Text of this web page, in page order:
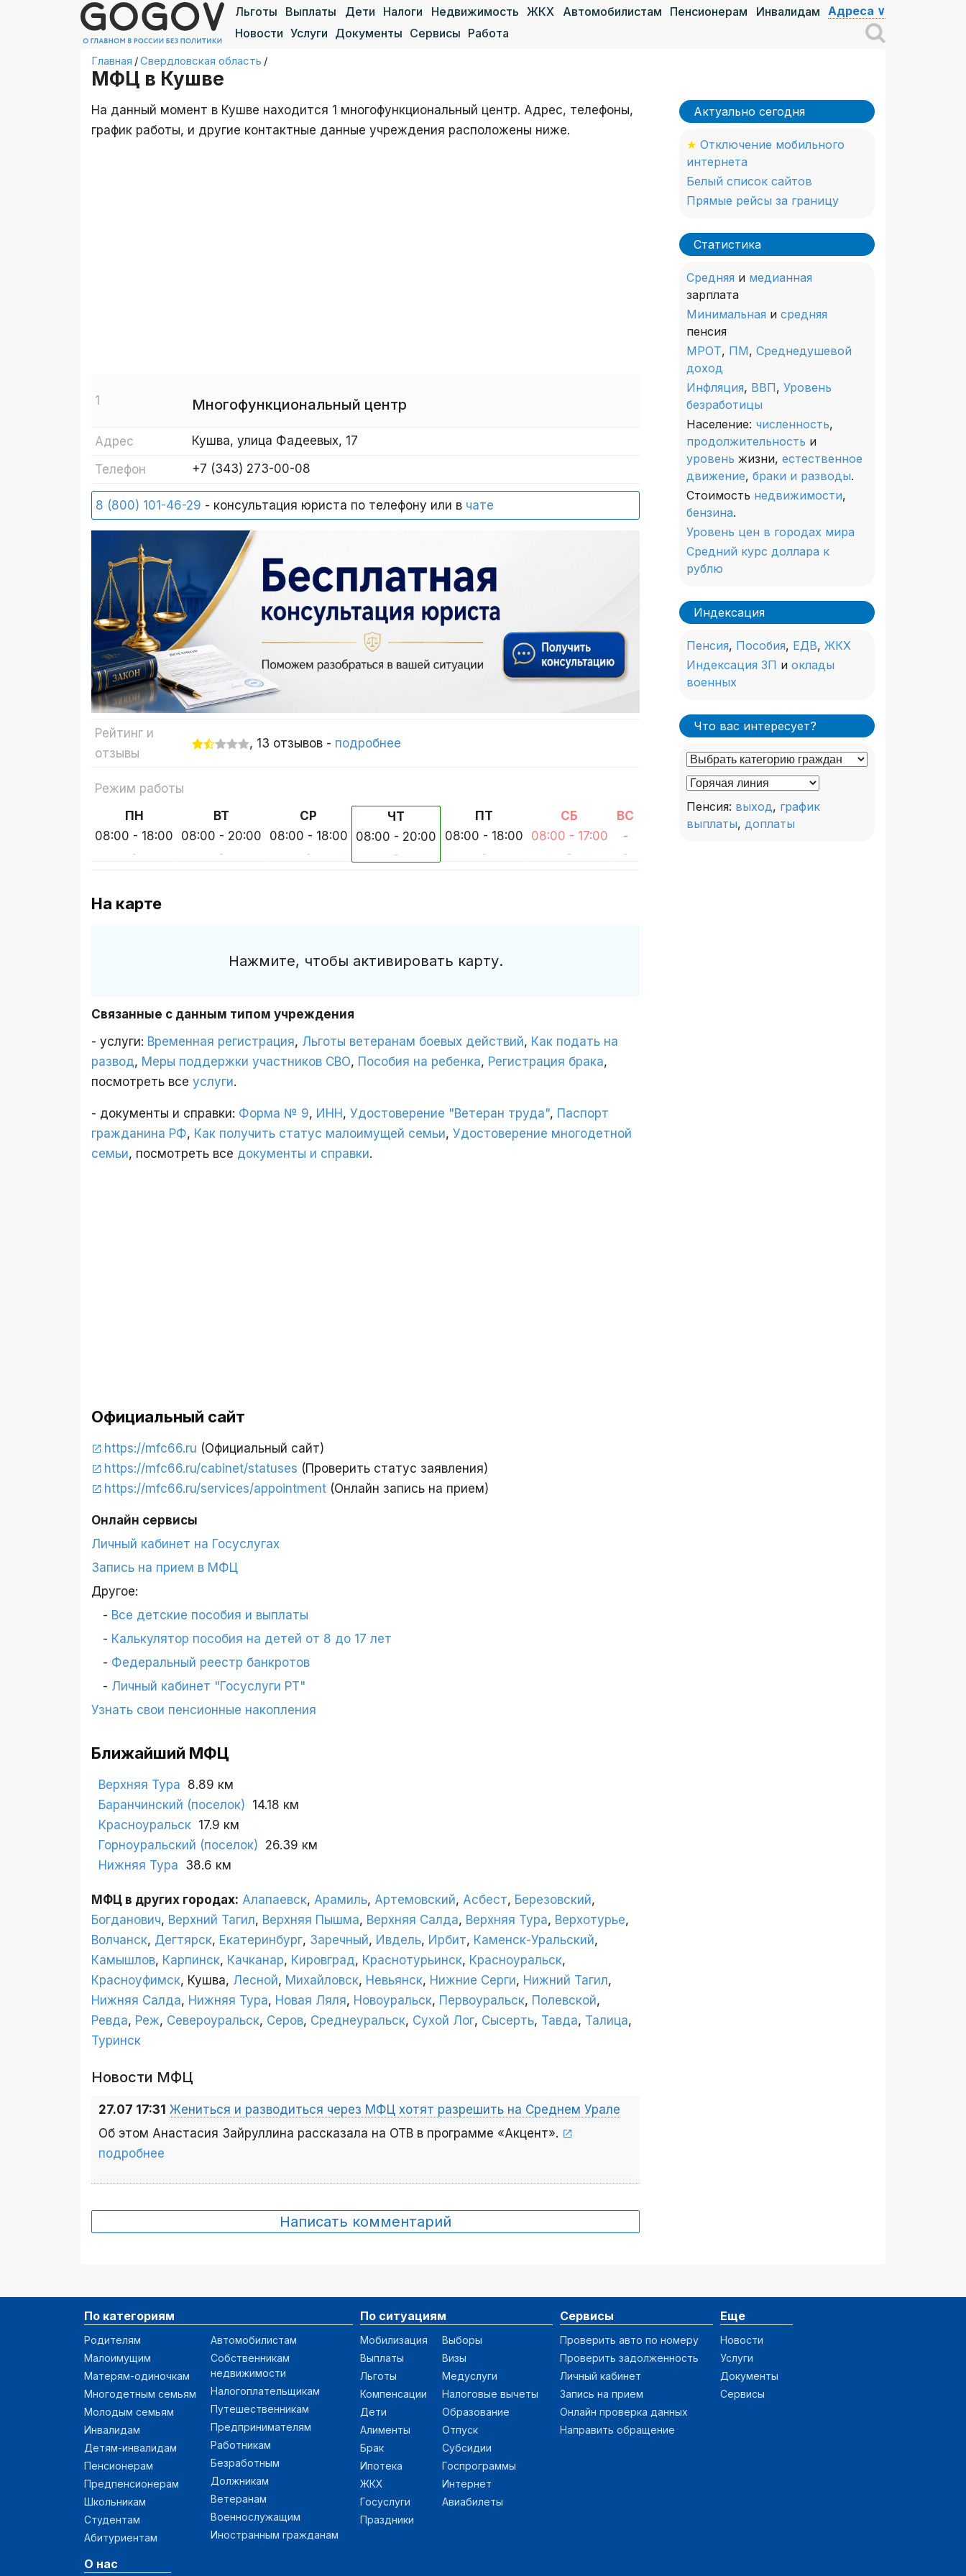
Льготы Выплаты Дети Налоги Недвижимость ЖКХ Автомобилистам Пенсионерам Инвалидам Адреса ∨
Новости Услуги Документы Сервисы Работа
Главная /Свердловская область /
МФЦ в Кушве
На данный момент в Кушве находится 1 многофункциональный центр. Адрес, телефоны,
график работы, и другие контактные данные учреждения расположены ниже.
1 Многофункциональный центр
Адрес
Кушва, улица Фадеевых, 17
Телефон
+7 (343) 273-00-08
8 (800) 101-46-29 - консультация юриста по телефону или в чате
Рейтинг и
отзывы
, 13 отзывов - подробнее
Режим работы
ПН
08:00 - 18:00
-
ВТ
08:00 - 20:00
-
СР
08:00 - 18:00
-
ЧТ
08:00 - 20:00
-
ПТ
08:00 - 18:00
-
СБ
08:00 - 17:00
-
ВС
-
-
На карте
Нажмите, чтобы активировать карту.
Связанные с данным типом учреждения
- услуги: Временная регистрация, Льготы ветеранам боевых действий, Как подать на
развод, Меры поддержки участников СВО, Пособия на ребенка, Регистрация брака,
посмотреть все услуги.
- документы и справки: Форма № 9, ИНН , Удостоверение "Ветеран труда", Паспорт
гражданина РФ, Как получить статус малоимущей семьи, Удостоверение многодетной
семьи, посмотреть все документы и справки.
Официальный сайт
https://mfc66.ru (Официальный сайт)
https://mfc66.ru/cabinet/statuses (Проверить статус заявления)
https://mfc66.ru/services/appointment (Онлайн запись на прием)
Онлайн сервисы
Личный кабинет на Госуслугах
Запись на прием в МФЦ
Другое:
Все детские пособия и выплаты
Калькулятор пособия на детей от 8 до 17 лет
Федеральный реестр банкротов
Личный кабинет "Госуслуги РТ"
Узнать свои пенсионные накопления
Ближайший МФЦ
Верхняя Тура 8.89 км
Баранчинский (поселок) 14.18 км
Красноуральск 17.9 км
Горноуральский (поселок) 26.39 км
Нижняя Тура 38.6 км
МФЦ в других городах: Алапаевск, Арамиль, Артемовский, Асбест, Березовский,
Богданович, Верхний Тагил, Верхняя Пышма, Верхняя Салда, Верхняя Тура, Верхотурье,
Волчанск, Дегтярск, Екатеринбург, Заречный, Ивдель, Ирбит, Каменск-Уральский,
Камышлов, Карпинск, Качканар, Кировград, Краснотурьинск, Красноуральск,
Красноуфимск, Кушва, Лесной, Михайловск, Невьянск, Нижние Серги, Нижний Тагил,
Нижняя Салда, Нижняя Тура, Новая Ляля, Новоуральск, Первоуральск, Полевской,
Ревда, Реж, Североуральск, Серов, Среднеуральск, Сухой Лог, Сысерть, Тавда, Талица,
Туринск
Новости МФЦ
27.07 17:31 Жениться и разводиться через МФЦ хотят разрешить на Среднем Урале
Об этом Анастасия Зайруллина рассказала на ОТВ в программе «Акцент».
подробнее
Написать комментарий
Актуально сегодня
★ Отключение мобильного
интернета
Белый список сайтов
Прямые рейсы за границу
Статистика
Средняя и медианная
зарплата
Минимальная и средняя
пенсия
МРОТ, ПМ, Среднедушевой
доход
Инфляция, ВВП, Уровень
безработицы
Население: численность,
продолжительность и
уровень жизни, естественное
движение, браки и разводы.
Стоимость недвижимости,
бензина.
Уровень цен в городах мира
Средний курс доллара к
рублю
Индексация
Пенсия, Пособия, ЕДВ, ЖКХ
Индексация ЗП и оклады
военных
Что вас интересует?
Пенсия: выход, график
выплаты, доплаты
По категориям
Родителям
Малоимущим
Матерям-одиночкам
Многодетным семьям
Молодым семьям
Инвалидам
Детям-инвалидам
Пенсионерам
Предпенсионерам
Школьникам
Студентам
Абитуриентам
Автомобилистам
Собственникам
недвижимости
Налогоплательщикам
Путешественникам
Предпринимателям
Работникам
Безработным
Должникам
Ветеранам
Военнослужащим
Иностранным гражданам
По ситуациям
Мобилизация
Выплаты
Льготы
Компенсации
Дети
Алименты
Брак
Ипотека
ЖКХ
Госуслуги
Праздники
Выборы
Визы
Медуслуги
Налоговые вычеты
Образование
Отпуск
Субсидии
Госпрограммы
Интернет
Авиабилеты
Сервисы
Проверить авто по номеру
Проверить задолженность
Личный кабинет
Запись на прием
Онлайн проверка данных
Направить обращение
Еще
Новости
Услуги
Документы
Сервисы
О нас